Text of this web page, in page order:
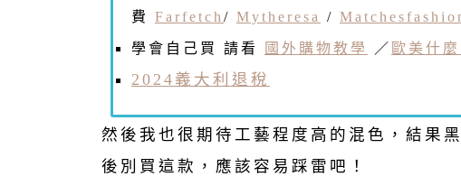
費 Farfetch / Mytheresa /
學會自己買 請看 國外購物教學 ／ 歐美什
2024義大利退稅
然後我也很期待工藝程度高的混色，結果
後別買這款，應該容易踩雷吧！